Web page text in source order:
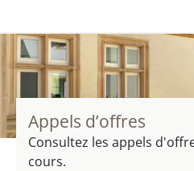
Appels d’offres
Consultez les appels
cours.